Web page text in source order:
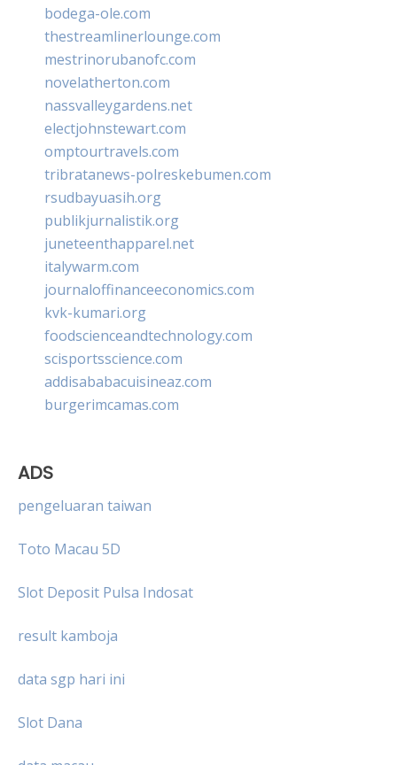
bodega-ole.com
thestreamlinerlounge.com
mestrinorubanofc.com
novelatherton.com
nassvalleygardens.net
electjohnstewart.com
omptourtravels.com
tribratanews-polreskebumen.com
rsudbayuasih.org
publikjurnalistik.org
juneteenthapparel.net
italywarm.com
journaloffinanceeconomics.com
kvk-kumari.org
foodscienceandtechnology.com
scisportsscience.com
addisababacuisineaz.com
burgerimcamas.com
ADS
pengeluaran taiwan
Toto Macau 5D
Slot Deposit Pulsa Indosat
result kamboja
data sgp hari ini
Slot Dana